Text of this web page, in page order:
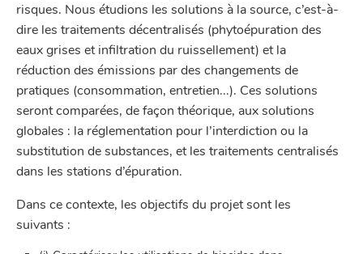
risques. Nous étudions les solutions à la source, c’est-à-
dire les traitements décentralisés (phytoépuration des
eaux grises et infiltration du ruissellement) et la
réduction des émissions par des changements de
pratiques (consommation, entretien...). Ces solutions
seront comparées, de façon théorique, aux solutions
globales : la réglementation pour l’interdiction ou la
substitution de substances, et les traitements centralisés
dans les stations d’épuration.
Dans ce contexte, les objectifs du projet sont les
suivants :